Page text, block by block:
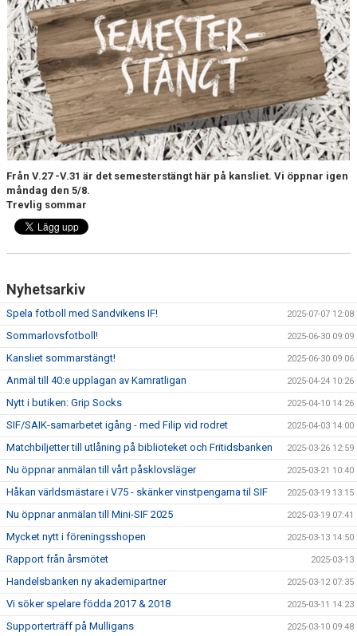
INTRESSEANMÄLAN FÖR SPELARE
INTRESSEANMÄLAN LEDARE
ANMÄLAN TILL CAMPER
Från V.27 -V.31 är det semesterstängt här på kansliet. Vi öppnar igen
måndag den 5/8.
Trevlig sommar
Nyhetsarkiv
Spela fotboll med Sandvikens IF! 2025-07-07 12:08
Sommarlovsfotboll! 2025-06-30 09:09
Kansliet sommarstängt! 2025-06-30 09:06
Anmäl till 40:e upplagan av Kamratligan 2025-04-24 10:26
Nytt i butiken: Grip Socks 2025-04-10 14:26
SIF/SAIK-samarbetet igång - med Filip vid rodret 2025-04-03 14:00
Matchbiljetter till utlåning på biblioteket och Fritidsbanken 2025-03-26 12:59
Nu öppnar anmälan till vårt påsklovsläger 2025-03-21 10:40
Håkan världsmästare i V75 - skänker vinstpengarna til SIF 2025-03-19 13:15
Nu öppnar anmälan till Mini-SIF 2025 2025-03-19 07:41
Mycket nytt i föreningsshopen 2025-03-13 14:50
Rapport från årsmötet 2025-03-13
Handelsbanken ny akademipartner 2025-03-12 07:35
Vi söker spelare födda 2017 & 2018 2025-03-11 14:23
Supporterträff på Mulligans 2025-03-10 09:48